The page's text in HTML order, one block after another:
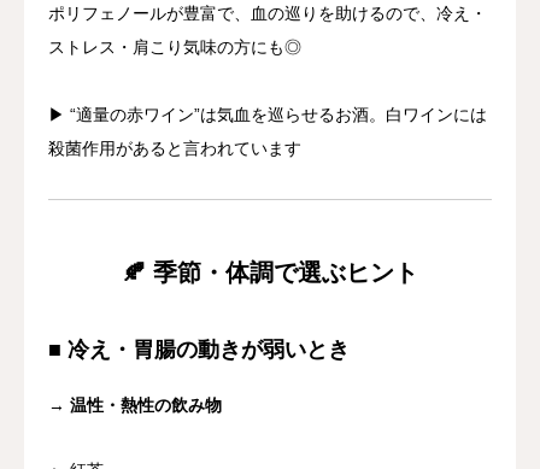
ポリフェノールが豊富で、血の巡りを助けるので、冷え・
ストレス・肩こり気味の方にも◎
▶︎ “適量の赤ワイン”は気血を巡らせるお酒。白ワインには
殺菌作用があると言われています
🍂 季節・体調で選ぶヒント
■ 冷え・胃腸の動きが弱いとき
→ 温性・熱性の飲み物